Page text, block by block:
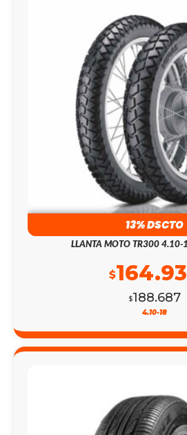
13% DSCTO
LLANTA MOTO TR300 4.10-
$188.687
$
4.10-18